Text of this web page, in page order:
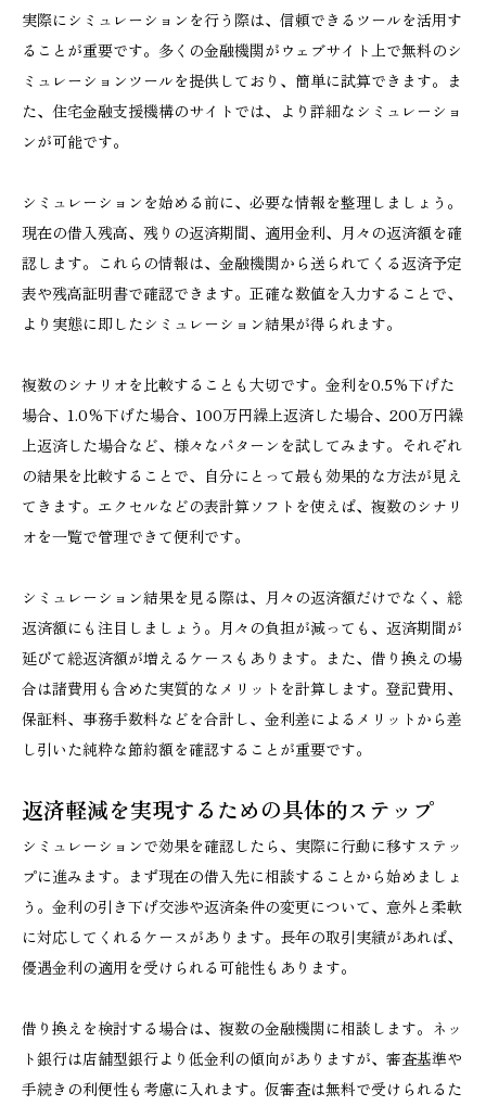
実際にシミュレーションを行う際は、信頼できるツールを活用す
ることが重要です。多くの金融機関がウェブサイト上で無料のシ
ミュレーションツールを提供しており、簡単に試算できます。ま
た、住宅金融支援機構のサイトでは、より詳細なシミュレーショ
ンが可能です。
シミュレーションを始める前に、必要な情報を整理しましょう。
現在の借入残高、残りの返済期間、適用金利、月々の返済額を確
認します。これらの情報は、金融機関から送られてくる返済予定
表や残高証明書で確認できます。正確な数値を入力することで、
より実態に即したシミュレーション結果が得られます。
複数のシナリオを比較することも大切です。金利を0.5%下げた
場合、1.0%下げた場合、100万円繰上返済した場合、200万円繰
上返済した場合など、様々なパターンを試してみます。それぞれ
の結果を比較することで、自分にとって最も効果的な方法が見え
てきます。エクセルなどの表計算ソフトを使えば、複数のシナリ
オを一覧で管理できて便利です。
シミュレーション結果を見る際は、月々の返済額だけでなく、総
返済額にも注目しましょう。月々の負担が減っても、返済期間が
延びて総返済額が増えるケースもあります。また、借り換えの場
合は諸費用も含めた実質的なメリットを計算します。登記費用、
保証料、事務手数料などを合計し、金利差によるメリットから差
し引いた純粋な節約額を確認することが重要です。
返済軽減を実現するための具体的ステップ
シミュレーションで効果を確認したら、実際に行動に移すステッ
プに進みます。まず現在の借入先に相談することから始めましょ
う。金利の引き下げ交渉や返済条件の変更について、意外と柔軟
に対応してくれるケースがあります。長年の取引実績があれば、
優遇金利の適用を受けられる可能性もあります。
借り換えを検討する場合は、複数の金融機関に相談します。ネッ
ト銀行は店舗型銀行より低金利の傾向がありますが、審査基準や
手続きの利便性も考慮に入れます。仮審査は無料で受けられるた